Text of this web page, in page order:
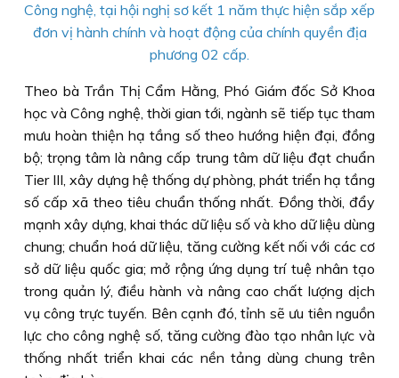
Công nghệ, tại hội nghị sơ kết 1 năm thực hiện sắp xếp
đơn vị hành chính và hoạt động của chính quyền địa
phương 02 cấp.
Theo bà Trần Thị Cẩm Hằng, Phó Giám đốc Sở Khoa
học và Công nghệ, thời gian tới, ngành sẽ tiếp tục tham
mưu hoàn thiện hạ tầng số theo hướng hiện đại, đồng
bộ; trọng tâm là nâng cấp trung tâm dữ liệu đạt chuẩn
Tier III, xây dựng hệ thống dự phòng, phát triển hạ tầng
số cấp xã theo tiêu chuẩn thống nhất. Ðồng thời, đẩy
mạnh xây dựng, khai thác dữ liệu số và kho dữ liệu dùng
chung; chuẩn hoá dữ liệu, tăng cường kết nối với các cơ
sở dữ liệu quốc gia; mở rộng ứng dụng trí tuệ nhân tạo
trong quản lý, điều hành và nâng cao chất lượng dịch
vụ công trực tuyến. Bên cạnh đó, tỉnh sẽ ưu tiên nguồn
lực cho công nghệ số, tăng cường đào tạo nhân lực và
thống nhất triển khai các nền tảng dùng chung trên